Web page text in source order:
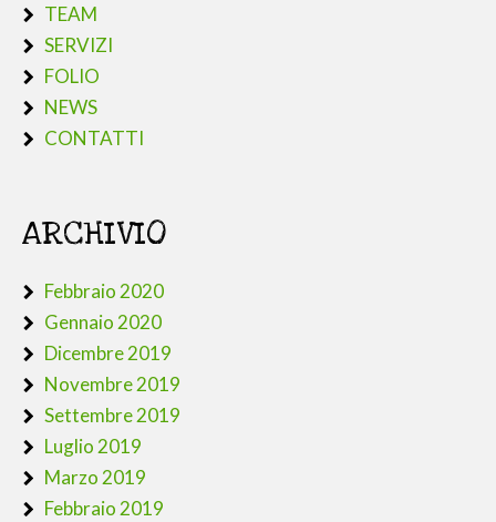
TEAM
SERVIZI
FOLIO
NEWS
CONTATTI
ARCHIVIO
Febbraio 2020
Gennaio 2020
Dicembre 2019
Novembre 2019
Settembre 2019
Luglio 2019
Marzo 2019
Febbraio 2019